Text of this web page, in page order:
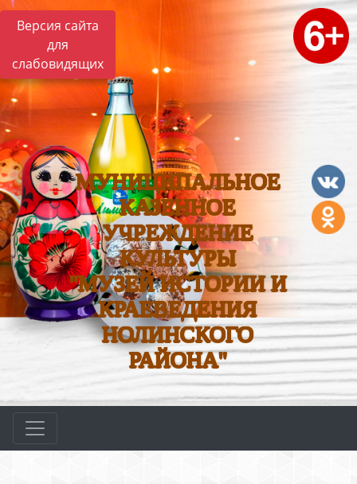
Версия сайта
для
слабовидящих
МУНИЦИПАЛЬНОЕ
КАЗЕННОЕ
УЧРЕЖДЕНИЕ
КУЛЬТУРЫ
"МУЗЕЙ ИСТОРИИ И
КРАЕВЕДЕНИЯ
НОЛИНСКОГО
РАЙОНА"